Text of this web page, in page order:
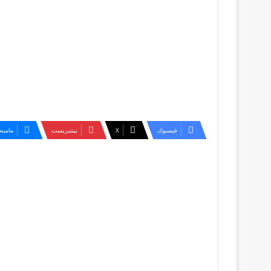
فيسبوك ‫X بينتيريست